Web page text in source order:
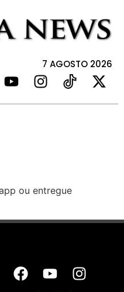
7 AGOSTO 2026
ou entregue